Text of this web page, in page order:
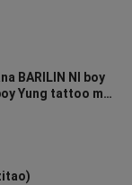
BARILIN NI boy
Yung tattoo mo
sya bigla.